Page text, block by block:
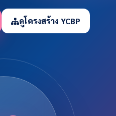
ดูโครงสร้าง YCBP